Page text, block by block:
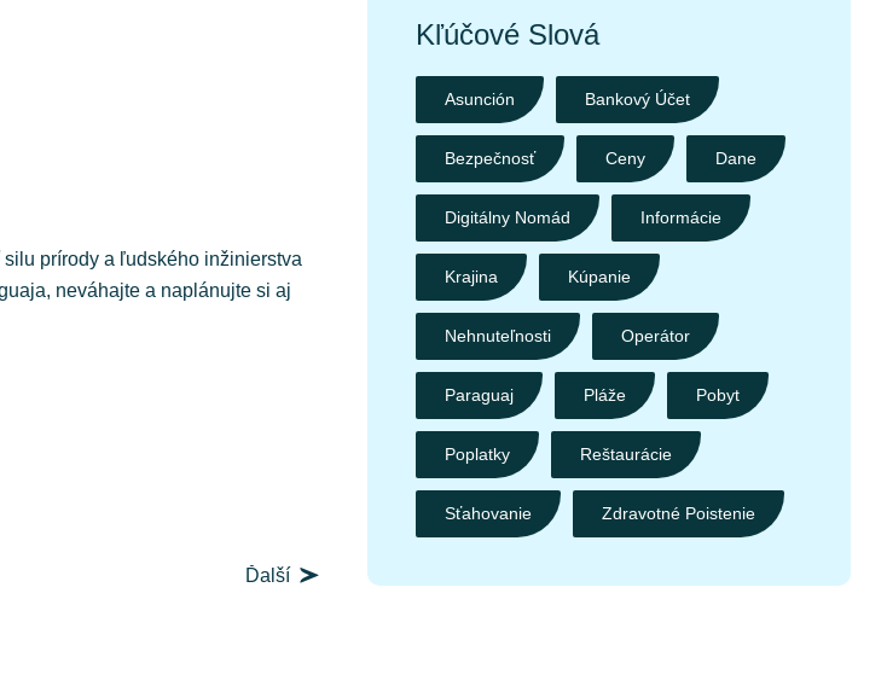
prírody a ľudského inžinierstva
neváhajte a naplánujte si aj
Ďalší
Kľúčové Slová
Asunción Bankový Účet
Bezpečnosť Ceny Dane
Digitálny Nomád Informácie
Krajina Kúpanie
Nehnuteľnosti Operátor
Paraguaj Pláže Pobyt
Poplatky Reštaurácie
Sťahovanie Zdravotné Poistenie